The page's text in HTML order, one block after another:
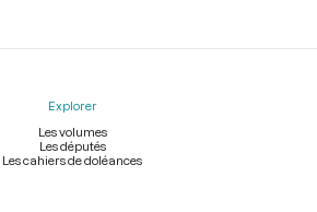
Explorer
Les volumes
Les députés
Les cahiers de doléances